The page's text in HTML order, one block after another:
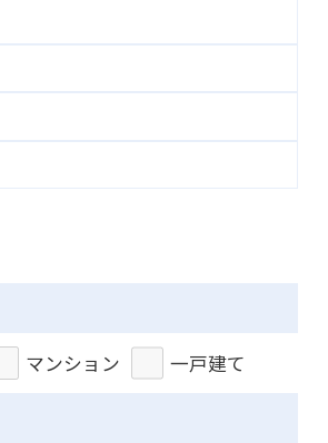
マンション 一戸建て